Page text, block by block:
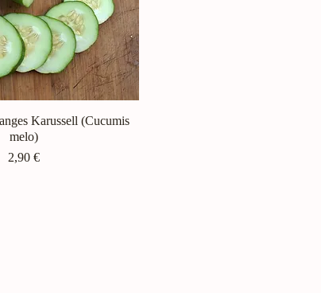
Karussell (Cucumis
melo)
Preis
2,90 €